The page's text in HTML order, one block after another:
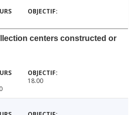
centers constructed or
18.00